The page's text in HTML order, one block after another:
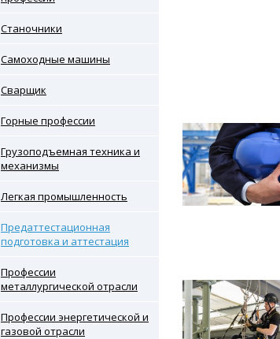
Станочники
Самоходные машины
Сварщик
Горные профессии
Грузоподъемная техника и
механизмы
Легкая промышленность
Предаттестационная
подготовка и аттестация
Профессии
металлургической отрасли
Профессии энергетической и
газовой отрасли